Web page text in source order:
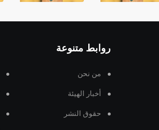
روابط متنوعة
من نحن
أخبار الهيئة
حقوق النشر